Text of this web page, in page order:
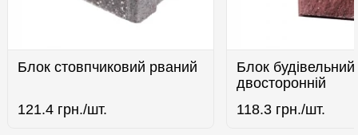
Блок стовпчиковий рваний
121.4 грн./шт.
Блок
двосторонній
118.3 грн./шт.